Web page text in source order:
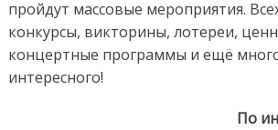
пройдут массовые мероприятия.
конкурсы, викторины, лотереи,
концертные программы и ещё
интересного!
По